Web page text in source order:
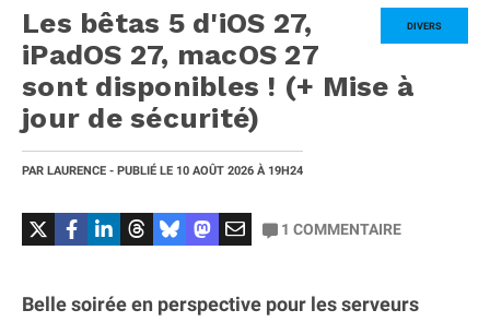
DIVERS
Les bêtas 5 d'iOS 27,
iPadOS 27, macOS 27
sont disponibles ! (+ Mise à
jour de sécurité)
PAR LAURENCE - PUBLIÉ LE 10 AOÛT 2026 À 19H24
1 COMMENTAIRE
Belle soirée en perspective pour les serveurs